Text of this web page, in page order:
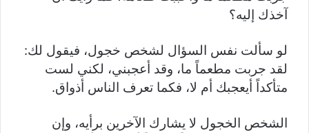
آخذك إليه؟
لو سألت نفس السؤال لشخص خجول، فيقول لك:
لقد جربت مطعماً ما، وقد أعجبني، لكني لست
متأكداً أيعجبك أم لا، فكما تعرف الناس أذواق.
الشخص الخجول لا يشارك الآخرين برأيه، وإن